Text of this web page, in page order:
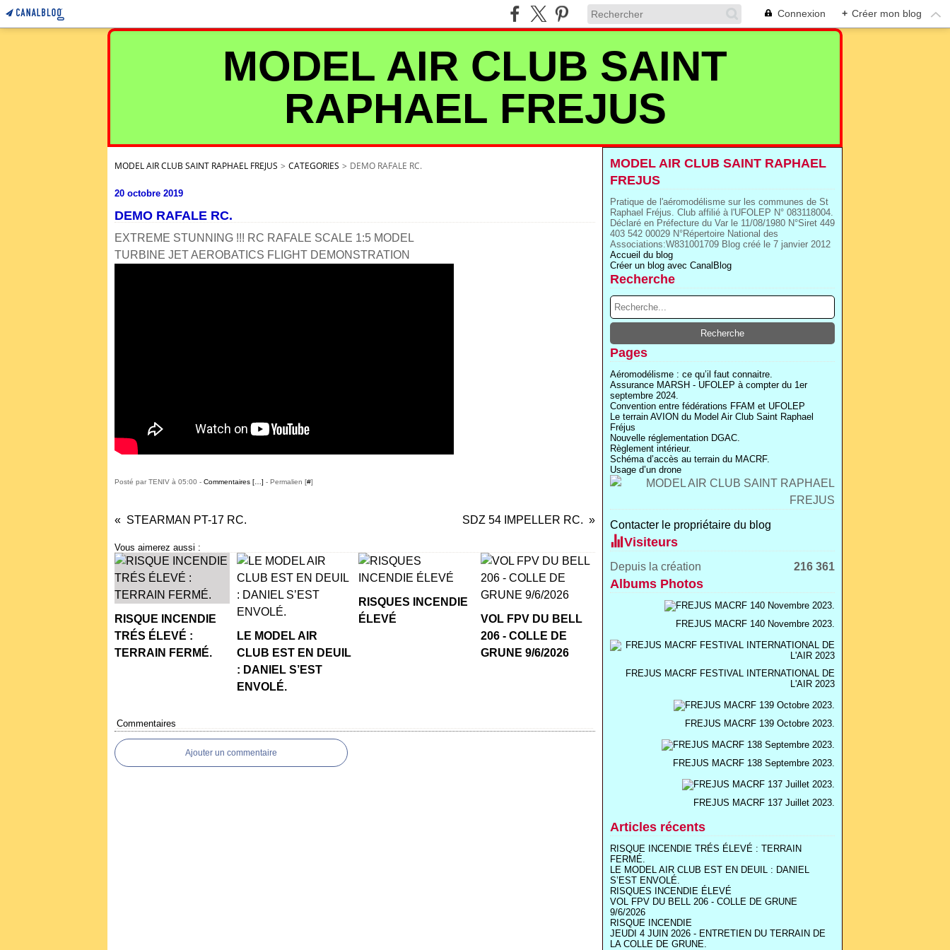
Connexion + Créer mon blog
MODEL AIR CLUB SAINT
RAPHAEL FREJUS
MODEL AIR CLUB SAINT RAPHAEL FREJUS > CATEGORIES > DEMO RAFALE RC.
20 octobre 2019
DEMO RAFALE RC.
EXTREME STUNNING !!! RC RAFALE SCALE 1:5 MODEL
TURBINE JET AEROBATICS FLIGHT DEMONSTRATION
Posté par TENIV à 05:00 - Commentaires [ ] - Permalien [#]
STEARMAN PT-17 RC. SDZ 54 IMPELLER RC.
Vous aimerez aussi :
RISQUE INCENDIE
TRÉS ÉLEVÉ :
TERRAIN FERMÉ.
LE MODEL AIR
CLUB EST EN DEUIL
: DANIEL S’EST
ENVOLÉ.
RISQUES INCENDIE
ÉLEVÉ
VOL FPV DU BELL
206 - COLLE DE
GRUNE 9/6/2026
Commentaires
Ajouter un commentaire
MODEL AIR CLUB SAINT RAPHAEL
FREJUS
Pratique de l'aéromodélisme sur les communes de St
Raphael Fréjus. Club affilié à l'UFOLEP N° 083118004.
Déclaré en Préfecture du Var le 11/08/1980 N°Siret 449
403 542 00029 N°Répertoire National des
Associations:W831001709 Blog créé le 7 janvier 2012
Accueil du blog
Créer un blog avec CanalBlog
Recherche
Pages
Aéromodélisme : ce qu’il faut connaitre.
Assurance MARSH - UFOLEP à compter du 1er
septembre 2024.
Convention entre fédérations FFAM et UFOLEP
Le terrain AVION du Model Air Club Saint Raphael
Fréjus
Nouvelle réglementation DGAC.
Règlement intérieur.
Schéma d’accès au terrain du MACRF.
Usage d’un drone
Contacter le propriétaire du blog
Visiteurs
Depuis la création 216 361
Albums Photos
FREJUS MACRF 140 Novembre 2023.
FREJUS MACRF FESTIVAL INTERNATIONAL DE
L'AIR 2023
FREJUS MACRF 139 Octobre 2023.
FREJUS MACRF 138 Septembre 2023.
FREJUS MACRF 137 Juillet 2023.
Articles récents
RISQUE INCENDIE TRÉS ÉLEVÉ : TERRAIN
FERMÉ.
LE MODEL AIR CLUB EST EN DEUIL : DANIEL
S’EST ENVOLÉ.
RISQUES INCENDIE ÉLEVÉ
VOL FPV DU BELL 206 - COLLE DE GRUNE
9/6/2026
RISQUE INCENDIE
JEUDI 4 JUIN 2026 - ENTRETIEN DU TERRAIN DE
LA COLLE DE GRUNE.